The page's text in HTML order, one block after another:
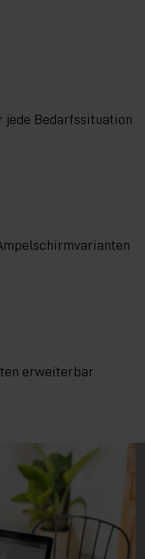
jede Bedarfssituation
erweiterbar